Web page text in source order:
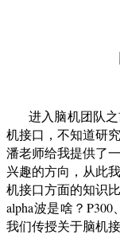
进入脑机团队
机接口，不知道研
潘老师给我提供了
兴趣的方向，从此
机接口方面的知识
alpha波是啥？
我们传授关于脑机